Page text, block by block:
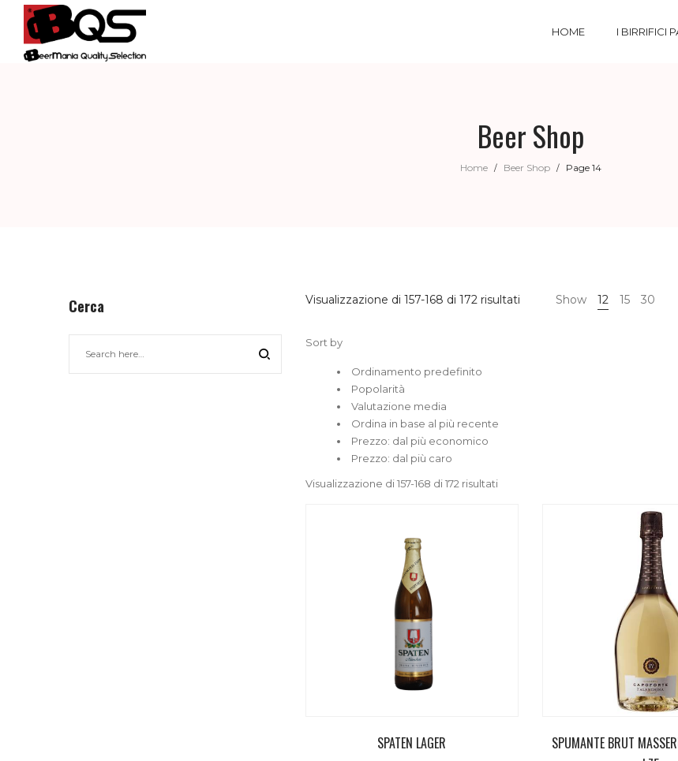
HOME I BIRRIFICI
Beer Shop
Home / Beer Shop / Page 14
Visualizzazione di 157-168 di 172 risultati Show 12 15 30
Sort by
Ordinamento predefinito
Popolarità
Valutazione media
Ordina in base al più recente
Prezzo: dal più economico
Prezzo: dal più caro
Visualizzazione di 157-168 di 172 risultati
SPATEN LAGER
SPUMANTE BRUT
Cerca